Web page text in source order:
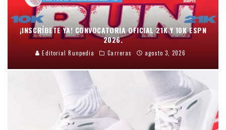
¡INSCRÍBETE YA! CONVOCATORIA OFICIAL 21K Y 10K ESPN
2026.
Editorial Runpedia Carreras agosto 3, 2026